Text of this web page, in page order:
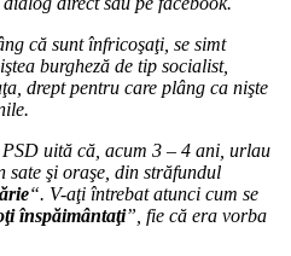
că sunt înfricoşaţi, se simt
burgheză de tip socialist,
drept pentru care plâng ca nişte
uită că, acum 3 – 4 ani, urlau
sate şi oraşe, din străfundul
“. V-aţi întrebat atunci cum se
înspăimântaţi”, fie că era vorba